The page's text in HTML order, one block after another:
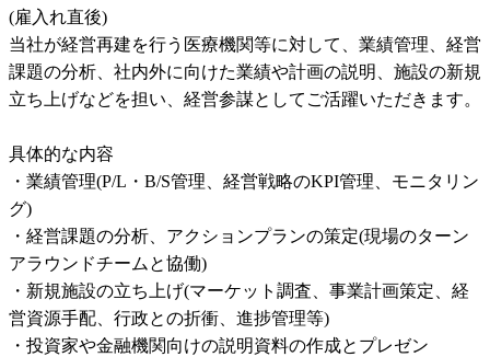
(雇入れ直後)
当社が経営再建を行う医療機関等に対して、業績管理、経営
課題の分析、社内外に向けた業績や計画の説明、施設の新規
立ち上げなどを担い、経営参謀としてご活躍いただきます。
具体的な内容
・業績管理(P/L・B/S管理、経営戦略のKPI管理、モニタリン
グ)
・経営課題の分析、アクションプランの策定(現場のターン
アラウンドチームと協働)
・新規施設の立ち上げ(マーケット調査、事業計画策定、経
営資源手配、行政との折衝、進捗管理等)
・投資家や金融機関向けの説明資料の作成とプレゼン